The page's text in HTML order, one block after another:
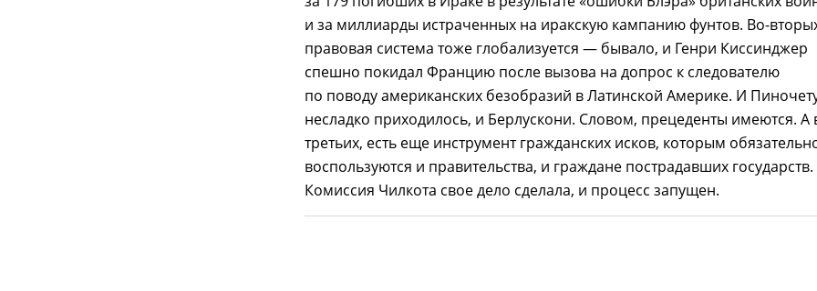
и за миллиарды истраченных на иракскую кампанию фунтов. Во-
правовая система тоже глобализуется — бывало, и Генри Киссинджер
спешно покидал Францию после вызова на допрос к следователю
по поводу американских безобразий в Латинской Америке. И
несладко приходилось, и Берлускони. Словом, прецеденты имеются. А
третьих, есть еще инструмент гражданских исков, которым
воспользуются и правительства, и граждане пострадавших государств.
Комиссия Чилкота свое дело сделала, и процесс запущен.